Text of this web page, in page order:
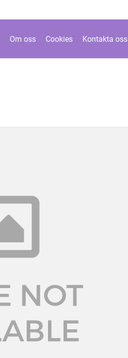
Om oss Cookies Kontakta oss